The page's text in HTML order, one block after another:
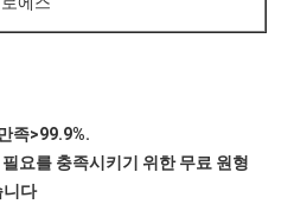
족>99.9%.
요를 충족시키기 위한 무료 원형
다